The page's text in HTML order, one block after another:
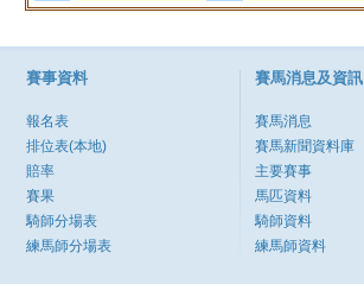
賽事資料
報名表
排位表(本地)
賠率
賽果
騎師分場表
練馬師分場表
賽馬消息及資訊
賽馬消息
賽馬新聞資料庫
主要賽事
馬匹資料
騎師資料
練馬師資料